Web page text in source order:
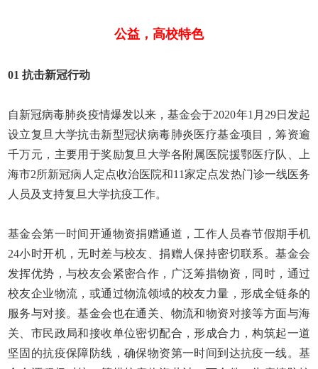
公益，高校特色
01 抗击新冠行动
自新冠病毒肺炎疫情爆发以来，基金会于2020年1 月 29日发起
设立复旦大学抗击新型冠状病毒肺炎医疗基金项目，筹资逾
千万元，主要用于奖励复旦大学各附属医院援鄂医疗队、上
海市2所新冠病人定点收治医院和11家定点发热门诊一线医务
人员及支持复旦大学抗疫工作。
基金会第一时间开通物资捐赠通道，工作人员春节假期手机
24小时开机，无时差与校友、捐赠人保持密切联系。基金会
发挥优势，与校友会紧密合作，广泛筹措物资，同时，通过
校友企业物流，或通过物流领域的校友力量，形成全链条的
服务与对接。基金会也在通关、物流和物资对接等方面与海
关、市民政局和接收单位密切配合，形成合力，构筑起一道
坚固的抗疫保障防线，确保物资第一时间到达抗疫一线。基